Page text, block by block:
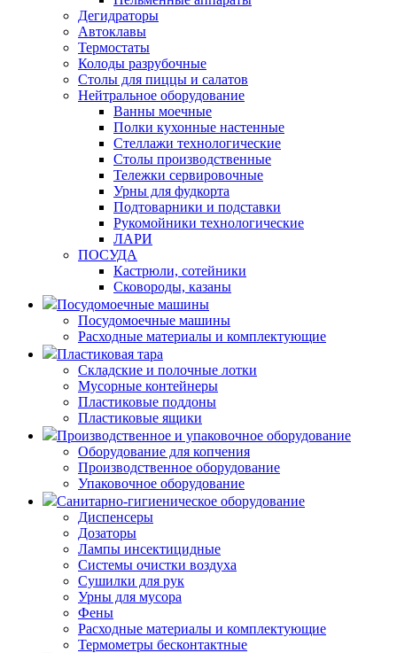
Дегидраторы
Автоклавы
Термостаты
Колоды разрубочные
Столы для пиццы и салатов
Нейтральное оборудование
Ванны моечные
Полки кухонные настенные
Стеллажи технологические
Столы производственные
Тележки сервировочные
Урны для фудкорта
Подтоварники и подставки
Рукомойники технологические
ЛАРИ
ПОСУДА
Кастрюли, сотейники
Сковороды, казаны
Посудомоечные машины
Посудомоечные машины
Расходные материалы и комплектующие
Пластиковая тара
Складские и полочные лотки
Мусорные контейнеры
Пластиковые поддоны
Пластиковые ящики
Производственное и упаковочное оборудование
Оборудование для копчения
Производственное оборудование
Упаковочное оборудование
Санитарно-гигиеническое оборудование
Диспенсеры
Дозаторы
Лампы инсектицидные
Системы очистки воздуха
Сушилки для рук
Урны для мусора
Фены
Расходные материалы и комплектующие
Термометры бесконтактные